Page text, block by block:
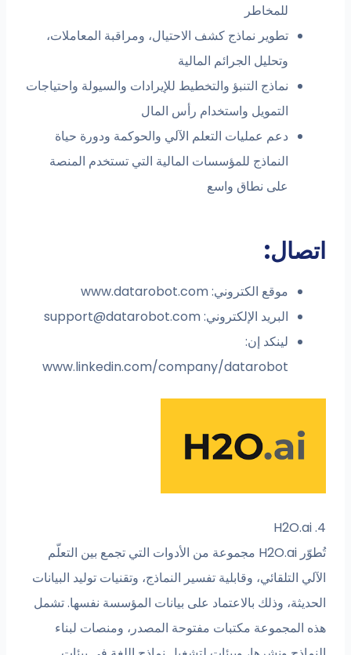
للمخاطر
تطوير نماذج كشف الاحتيال، ومراقبة المعاملات،
وتحليل الجرائم المالية
نماذج التنبؤ والتخطيط للإيرادات والسيولة واحتياجات
التمويل واستخدام رأس المال
دعم عمليات التعلم الآلي والحوكمة ودورة حياة
النماذج للمؤسسات المالية التي تستخدم المنصة
على نطاق واسع
اتصال:
موقع الكتروني: www.datarobot.com
البريد الإلكتروني:support@datarobot.com
لينكد إن:
www.linkedin.com/company/datarobot
4. H2O.ai
تُطوّر H2O.ai مجموعة من الأدوات التي تجمع بين التعلّم
الآلي التلقائي، وقابلية تفسير النماذج، وتقنيات توليد البيانات
الحديثة، وذلك بالاعتماد على بيانات المؤسسة نفسها. تشمل
هذه المجموعة مكتبات مفتوحة المصدر، ومنصات لبناء